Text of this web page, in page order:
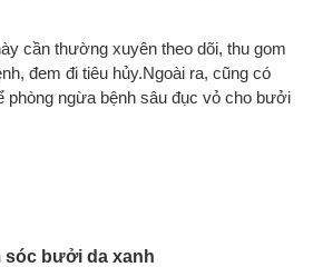
cần thường xuyên theo dõi, thu gom
đem đi tiêu hủy.Ngoài ra, cũng có
phòng ngừa bệnh sâu đục vỏ cho bưởi
sóc bưởi da xanh